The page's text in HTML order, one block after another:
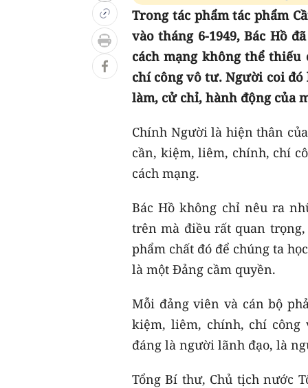
Trong tác phẩm tác phẩm
vào tháng 6-1949, Bác Hồ
cách mạng không thể thiếu
chí công vô tư. Người coi
làm, cử chỉ, hành động của
Chính Người là hiện thân
cần, kiệm, liêm, chính, chí
cách mạng.
Bác Hồ không chỉ nêu ra
trên mà điều rất quan
phẩm chất đó để chúng ta
là một Đảng cầm quyền.
Mỗi đảng viên và cán bộ
kiệm, liêm, chính, chí
đáng là người lãnh đạo, là
Tổng Bí thư, Chủ tịch nước